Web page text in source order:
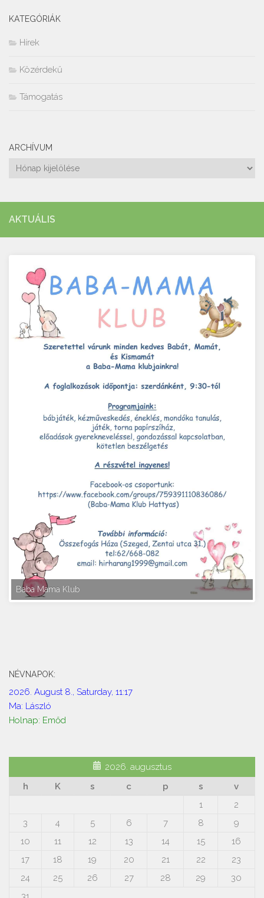
KATEGÓRIÁK
Hírek
Közérdekű
Támogatás
ARCHÍVUM
Archívum
AKTUÁLIS
Baba Mama Klub
NÉVNAPOK:
2026. August 8., Saturday, 11:17
Ma: László
Holnap: Emőd
2026. augusztus
h
K s c p s
v
1
2
3
4 5 6 7 8
9
10
11 12 13 14 15
16
17
18 19 20 21 22
23
24
25 26 27 28 29
30